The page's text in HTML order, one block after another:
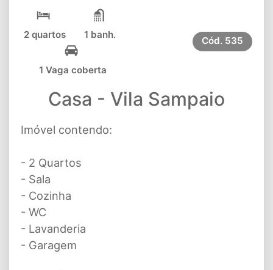
2 quartos 1 banh.
1 Vaga coberta
Cód. 535
Casa - Vila Sampaio
Imóvel contendo:
- 2 Quartos
- Sala
- Cozinha
- WC
- Lavanderia
- Garagem